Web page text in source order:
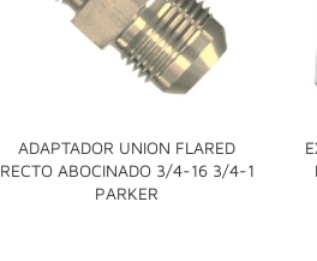
ADAPTADOR UNION FLARED
RECTO ABOCINADO 3/4-16 3/4-1
PARKER
